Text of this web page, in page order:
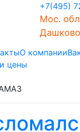
+7(495)
Мос.
О компании
цены